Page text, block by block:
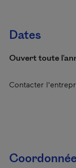
Dates
Ouvert toute
Contacter